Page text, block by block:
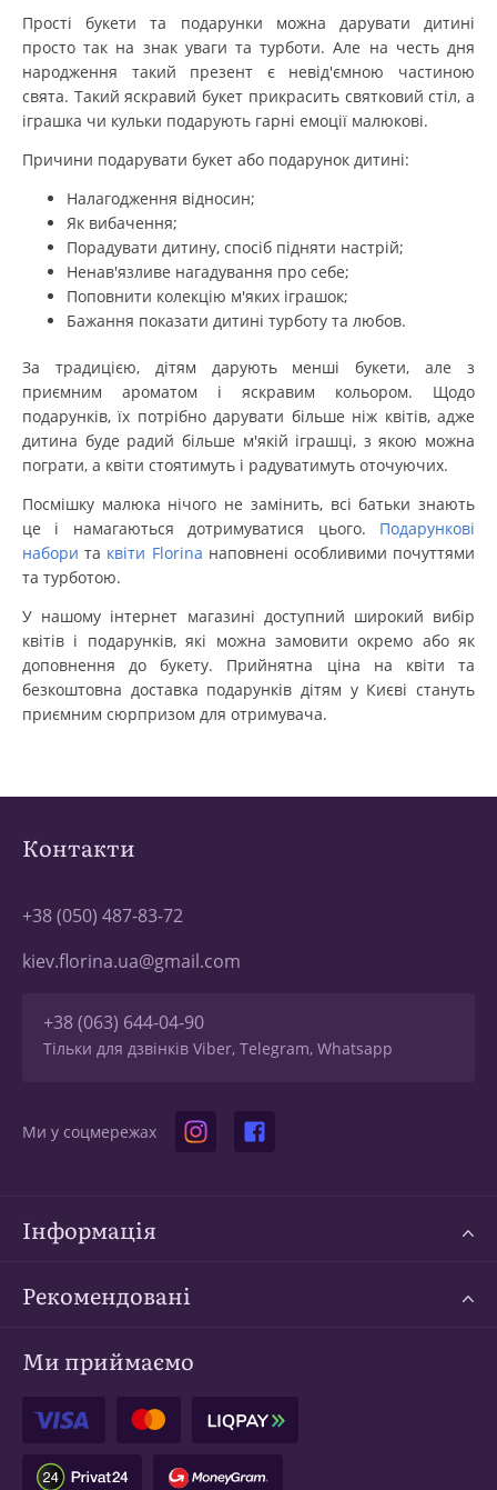
Прості букети та подарунки можна дарувати дитині
просто так на знак уваги та турботи. Але на честь дня
народження такий презент є невід'ємною частиною
свята. Такий яскравий букет прикрасить святковий стіл, а
іграшка чи кульки подарують гарні емоції малюкові.
Причини подарувати букет або подарунок дитині:
Налагодження відносин;
Як вибачення;
Порадувати дитину, спосіб підняти настрій;
Ненав'язливе нагадування про себе;
Поповнити колекцію м'яких іграшок;
Бажання показати дитині турботу та любов.
За традицією, дітям дарують менші букети, але з
приємним ароматом і яскравим кольором. Щодо
подарунків, їх потрібно дарувати більше ніж квітів, адже
дитина буде радий більше м'якій іграшці, з якою можна
пограти, а квіти стоятимуть і радуватимуть оточуючих.
Посмішку малюка нічого не замінить, всі батьки знають
це і намагаються дотримуватися цього. Подарункові
набори та квіти Florina наповнені особливими почуттями
та турботою.
У нашому інтернет магазині доступний широкий вибір
квітів і подарунків, які можна замовити окремо або як
доповнення до букету. Прийнятна ціна на квіти та
безкоштовна доставка подарунків дітям у Києві стануть
приємним сюрпризом для отримувача.
Контакти
+38 (050) 487-83-72
kiev.florina.ua@gmail.com
+38 (063) 644-04-90
Тільки для дзвінків Viber, Telegram, Whatsapp
Ми у соцмережах
Інформація
Рекомендовані
Ми приймаємо